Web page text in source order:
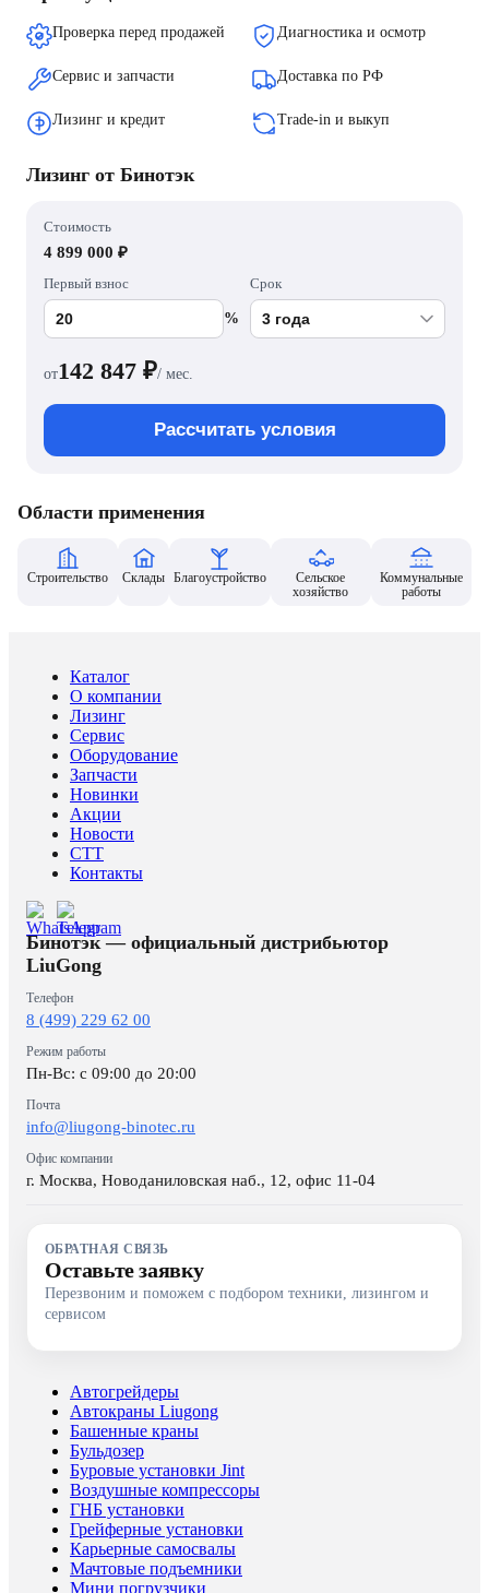
Проверка перед продажей Диагностика и осмотр
Сервис и запчасти Доставка по РФ
Лизинг и кредит Trade-in и выкуп
Лизинг от Бинотэк
Стоимость
4 899 000 ₽
Первый взнос
%
Срок
от142 847 ₽/ мес.
Рассчитать условия
Области применения
Строительство Склады Благоустройство
Сельское
хозяйство
Коммунальные
работы
Каталог
О компании
Лизинг
Сервис
Оборудование
Запчасти
Новинки
Акции
Новости
CTT
Контакты
Бинотэк — официальный дистрибьютор
LiuGong
Телефон
8 (499) 229 62 00
Режим работы
Пн-Вс: c 09:00 до 20:00
Почта
info@liugong-binotec.ru
Офис компании
г. Москва, Новоданиловская наб., 12, офис 11-04
ОБРАТНАЯ СВЯЗЬ
Оставьте заявку
Перезвоним и поможем с подбором техники, лизингом и
сервисом
Автогрейдеры
Автокраны Liugong
Башенные краны
Бульдозер
Буровые установки Jint
Воздушные компрессоры
ГНБ установки
Грейферные установки
Карьерные самосвалы
Мачтовые подъемники
Мини погрузчики